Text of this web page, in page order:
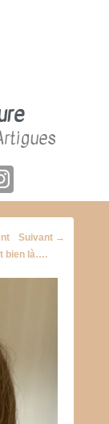
Suivant →
bien là….